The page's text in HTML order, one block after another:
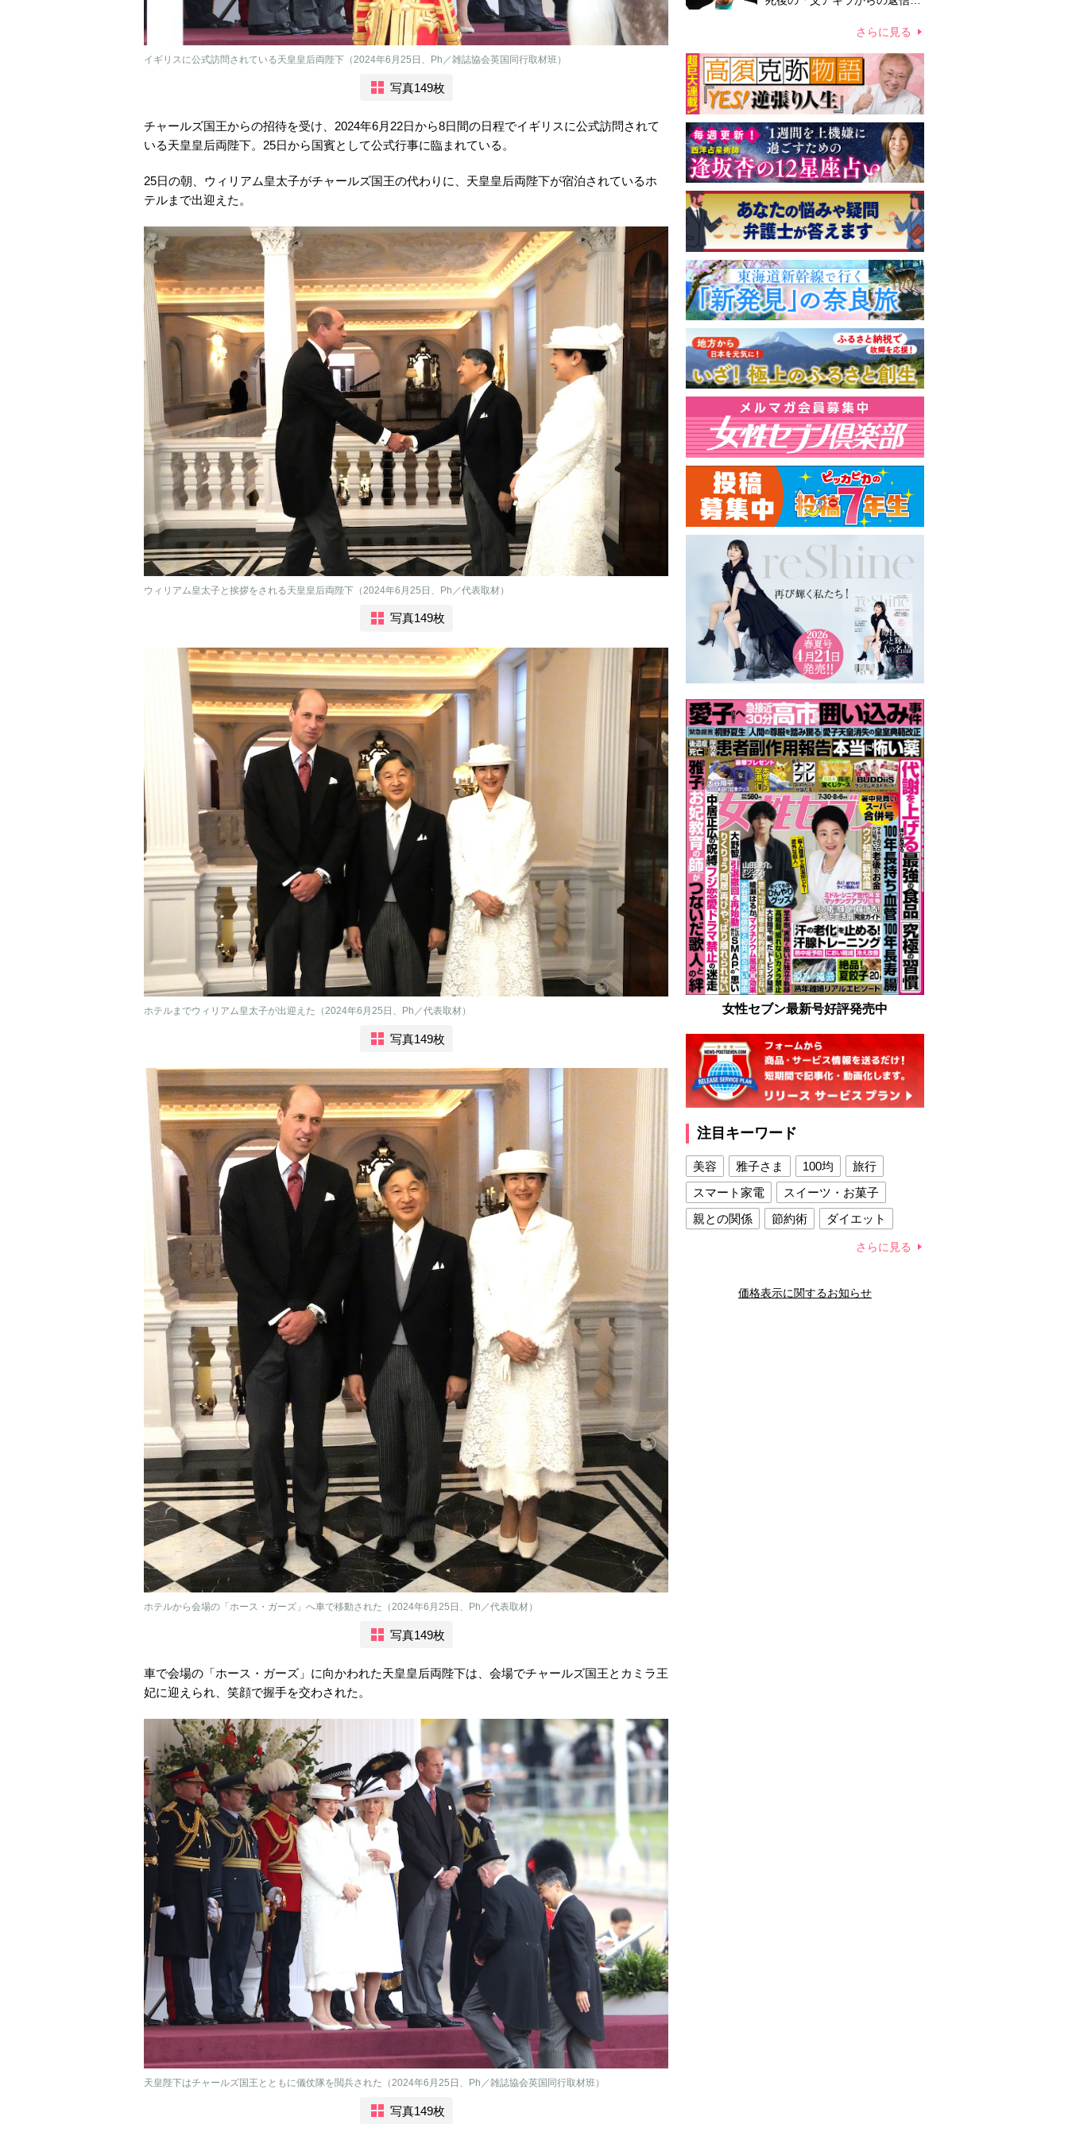
イギリスに公式訪問されている天皇皇后両陛下（2024年6月25日、Ph／雑誌協会英国同行取材班）
写真149枚
チャールズ国王からの招待を受け、2024年6月22日から8日間の日程でイギリスに公式訪問されて
いる天皇皇后両陛下。25日から国賓として公式行事に臨まれている。
25日の朝、ウィリアム皇太子がチャールズ国王の代わりに、天皇皇后両陛下が宿泊されているホ
テルまで出迎えた。
ウィリアム皇太子と挨拶をされる天皇皇后両陛下（2024年6月25日、Ph／代表取材）
写真149枚
ホテルまでウィリアム皇太子が出迎えた（2024年6月25日、Ph／代表取材）
写真149枚
ホテルから会場の「ホース・ガーズ」へ車で移動された（2024年6月25日、Ph／代表取材）
写真149枚
車で会場の「ホース・ガーズ」に向かわれた天皇皇后両陛下は、会場でチャールズ国王とカミラ王
妃に迎えられ、笑顔で握手を交わされた。
天皇陛下はチャールズ国王とともに儀仗隊を閲兵された（2024年6月25日、Ph／雑誌協会英国同行取材班）
写真149枚
さらに見る
女性セブン最新号好評発売中
注目キーワード
美容 雅子さま 100均
旅行
スマート家電
スイーツ・お菓子
親との関係
節約術
ダイエット
夫との関係
新津春子 どか食い
さらに見る
価格表示に関するお知らせ